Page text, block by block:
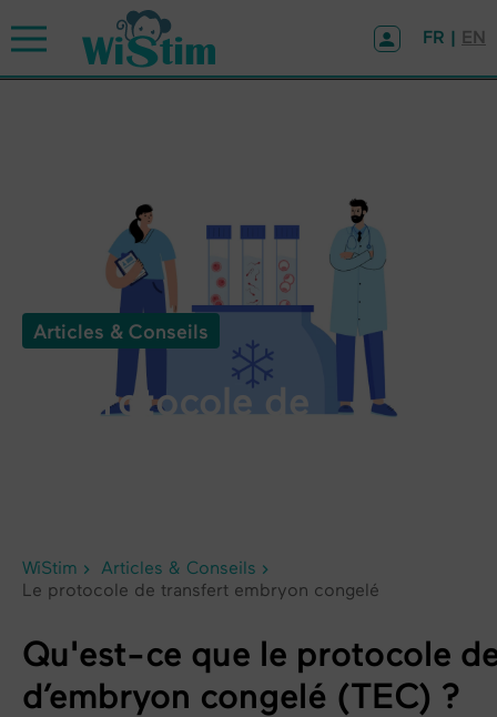
FR | EN
Articles & Conseils
Le protocole de
WiStim
Articles & Conseils
Le protocole de transfert embryon congelé
Qu'est-ce que le protocole
d’embryon congelé (TEC) ?
Panneau de gestion des cookies